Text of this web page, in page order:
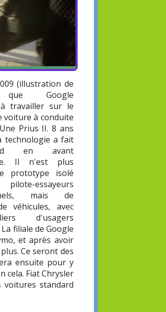
(illustration de
que Google
à travailler sur le
voiture à conduite
Prius II. 8 ans
technologie a fait
en avant
Il n'est plus
prototype isolé
essayeurs
mais de
véhicules, avec
d'usagers
filiale de Google
et après avoir
Ce seront des
ensuite pour y
cela. Fiat Chrysler
voitures standard